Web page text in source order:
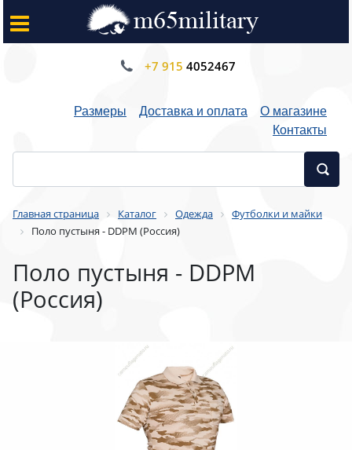
+7 915 4052467
Размеры Доставка и оплата
О магазине
Контакты
Главная страница Каталог Одежда
Футболки и майки
Поло пустыня - DDPM (Россия)
Поло пустыня - DDPM
(Россия)